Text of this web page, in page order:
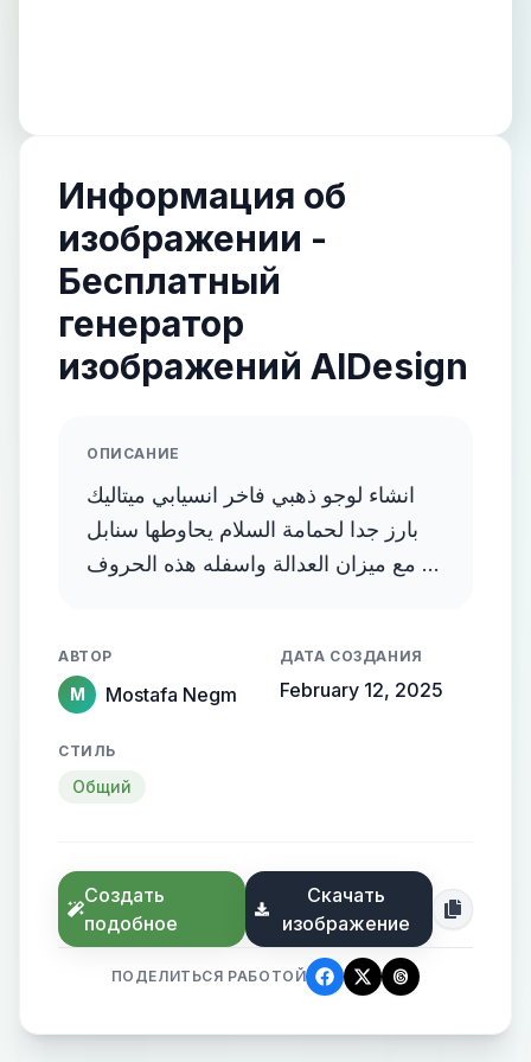
Информация об
изображении -
Бесплатный
генератор
изображений AIDesign
ОПИСАНИЕ
انشاء لوجو ذهبي فاخر انسيابي ميتاليك
بارز جدا لحمامة السلام يحاوطها سنابل
مع ميزان العدالة واسفله هذه الحروف D
АВТОР
M Mostafa Negm
ДАТА СОЗДАНИЯ
February 12, 2025
СТИЛЬ
Общий
Создать
подобное
Скачать
изображение
ПОДЕЛИТЬСЯ РАБОТОЙ